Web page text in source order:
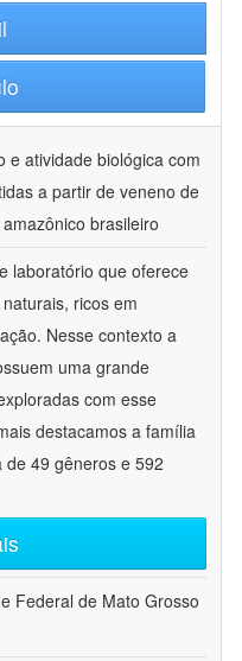
e atividade biológica com
a partir de veneno de
brasileiro
laboratório que oferece
ricos em
Nesse contexto a
uma grande
com esse
destacamos a família
49 gêneros e 592
Federal de Mato Grosso